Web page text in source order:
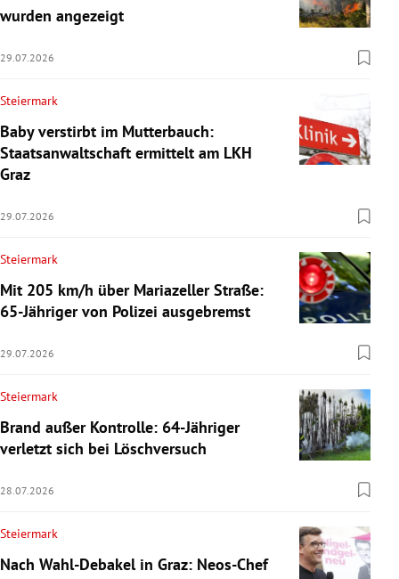
wurden angezeigt
29.07.2026
Steiermark
Baby verstirbt im Mutterbauch:
Staatsanwaltschaft ermittelt am LKH
Graz
29.07.2026
Steiermark
Mit 205 km/h über Mariazeller Straße:
65-Jähriger von Polizei ausgebremst
29.07.2026
Steiermark
Brand außer Kontrolle: 64-Jähriger
verletzt sich bei Löschversuch
28.07.2026
Steiermark
Nach Wahl-Debakel in Graz: Neos-Chef